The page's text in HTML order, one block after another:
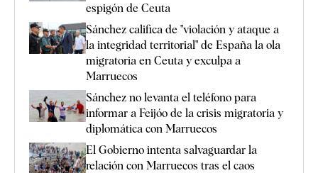
espigón de Ceuta
Sánchez califica de "violación y ataque a
la integridad territorial" de España la ola
migratoria en Ceuta y exculpa a
Marruecos
Sánchez no levanta el teléfono para
informar a Feijóo de la crisis migratoria y
diplomática con Marruecos
El Gobierno intenta salvaguardar la
relación con Marruecos tras el caos